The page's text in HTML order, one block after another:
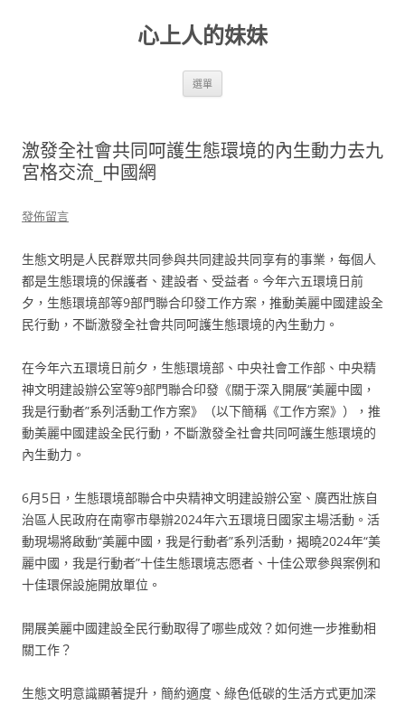
心上人的妹妹
選單
激發全社會共同呵護生態環境的內生動力去九
宮格交流_中國網
發佈留言
生態文明是人民群眾共同參與共同建設共同享有的事業，每個人
都是生態環境的保護者、建設者、受益者。今年六五環境日前
夕，生態環境部等9部門聯合印發工作方案，推動美麗中國建設全
民行動，不斷激發全社會共同呵護生態環境的內生動力。
在今年六五環境日前夕，生態環境部、中央社會工作部、中央精
神文明建設辦公室等9部門聯合印發《關于深入開展“美麗中國，
我是行動者”系列活動工作方案》（以下簡稱《工作方案》），推
動美麗中國建設全民行動，不斷激發全社會共同呵護生態環境的
內生動力。
6月5日，生態環境部聯合中央精神文明建設辦公室、廣西壯族自
治區人民政府在南寧市舉辦2024年六五環境日國家主場活動。活
動現場將啟動“美麗中國，我是行動者”系列活動，揭曉2024年“美
麗中國，我是行動者”十佳生態環境志愿者、十佳公眾參與案例和
十佳環保設施開放單位。
開展美麗中國建設全民行動取得了哪些成效？如何進一步推動相
關工作？
生態文明意識顯著提升，簡約適度、綠色低碳的生活方式更加深